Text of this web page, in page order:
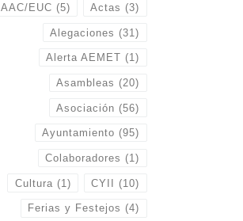
AAC/EUC (5) Actas (3)
Alegaciones (31)
Alerta AEMET (1)
Asambleas (20)
Asociación (56)
Ayuntamiento (95)
Colaboradores (1)
Cultura (1) CYII (10)
Ferias y Festejos (4)